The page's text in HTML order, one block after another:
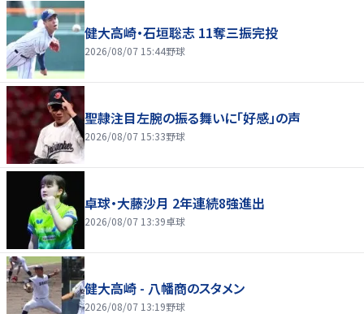
健大高崎・石垣聡志 11奪三振完投
2026/08/07 15:44野球
聖隷注目左腕の振る舞いに「好感」の声
2026/08/07 15:33野球
卓球・大藤沙月 2年連続8強進出
2026/08/07 13:39卓球
健大高崎 - 八幡商のスタメン
2026/08/07 13:19野球